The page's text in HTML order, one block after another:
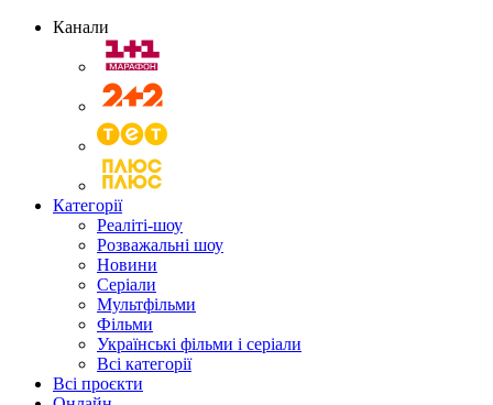
Канали
Категорії
Реаліті-шоу
Розважальні шоу
Новини
Серіали
Мультфільми
Фільми
Українські фільми і серіали
Всі категорії
Всі проєкти